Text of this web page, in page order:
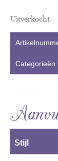
Uitverkocht
Categorieën:
Stijl